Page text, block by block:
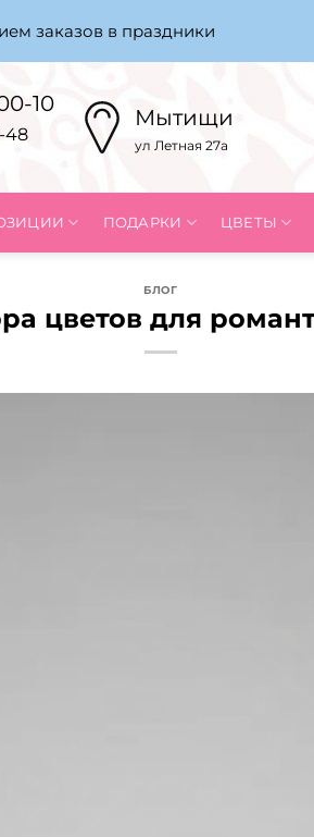
заказов в праздники
10
48
Мытищи
ул Летная 27а
ПОДАРКИ ЦВЕТЫ
БЛОГ
цветов для